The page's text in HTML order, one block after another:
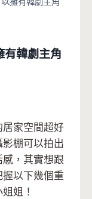
有韓劇主角
家空間超好
棚可以拍出
，其實想跟
以下幾個重
姐！